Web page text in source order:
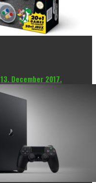
13. December 2017.